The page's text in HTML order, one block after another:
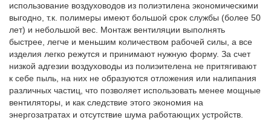
использование воздуховодов из полиэтилена экономическими
выгодно, т.к. полимеры имеют большой срок службы (более 50
лет) и небольшой вес. Монтаж вентиляции выполнять
быстрее, легче и меньшим количеством рабочей силы, а все
изделия легко режутся и принимают нужную форму. За счет
низкой адгезии воздуховоды из полиэителена не притягивают
к себе пыль, на них не образуются отложения или налипания
различных частиц, что позволяет использовать менее мощные
вентиляторы, и как следствие этого экономия на
энергозатратах и отсутствие шума работающих устройств.